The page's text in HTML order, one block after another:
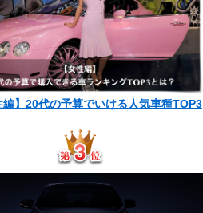
】20代の予算でいける人気車種TOP3